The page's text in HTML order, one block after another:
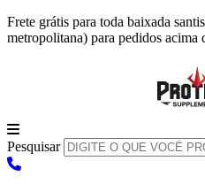
Ir
para
Frete grátis para toda baixada
metropolitana) para pedidos acima
Pesquisar